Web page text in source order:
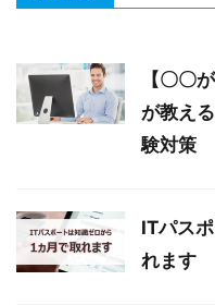
【〇〇
が教え
験対策
ITパス
れます